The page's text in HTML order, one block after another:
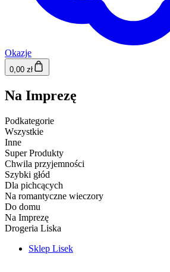
Okazje
0,00 zł
Na Imprezę
Podkategorie
Wszystkie
Inne
Super Produkty
Chwila przyjemności
Szybki głód
Dla pichcących
Na romantyczne wieczory
Do domu
Na Imprezę
Drogeria Liska
Sklep Lisek